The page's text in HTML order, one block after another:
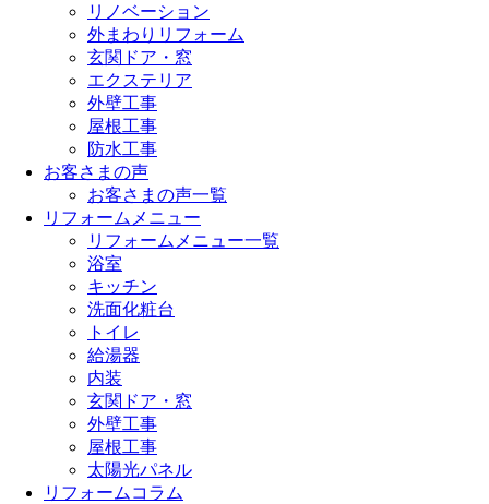
リノベーション
外まわりリフォーム
玄関ドア・窓
エクステリア
外壁工事
屋根工事
防水工事
お客さまの声
お客さまの声一覧
リフォームメニュー
リフォームメニュー一覧
浴室
キッチン
洗面化粧台
トイレ
給湯器
内装
玄関ドア・窓
外壁工事
屋根工事
太陽光パネル
リフォームコラム